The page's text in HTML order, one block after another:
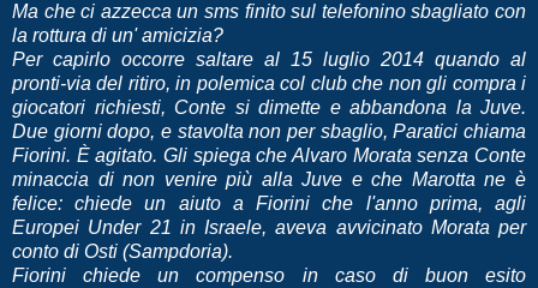
Ma che ci azzecca un sms finito sul telefonino sbagliato con
la rottura di un' amicizia?
Per capirlo occorre saltare al 15 luglio 2014 quando al
pronti-via del ritiro, in polemica col club che non gli compra i
giocatori richiesti, Conte si dimette e abbandona la Juve.
Due giorni dopo, e stavolta non per sbaglio, Paratici chiama
Fiorini. È agitato. Gli spiega che Alvaro Morata senza Conte
minaccia di non venire più alla Juve e che Marotta ne è
felice: chiede un aiuto a Fiorini che l'anno prima, agli
Europei Under 21 in Israele, aveva avvicinato Morata per
conto di Osti (Sampdoria).
Fiorini chiede un compenso in caso di buon esito